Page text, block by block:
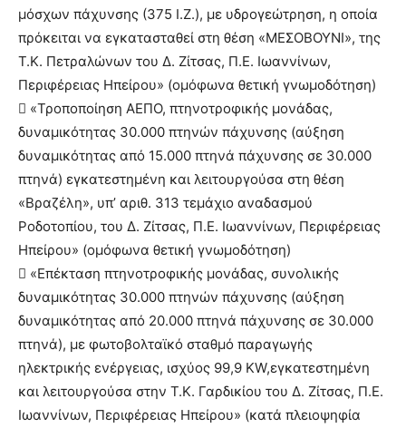
μόσχων πάχυνσης (375 Ι.Ζ.), με υδρογεώτρηση, η οποία
πρόκειται να εγκατασταθεί στη θέση «ΜΕΣΟΒΟΥΝΙ», της
Τ.Κ. Πετραλώνων του Δ. Ζίτσας, Π.Ε. Ιωαννίνων,
Περιφέρειας Ηπείρου» (ομόφωνα θετική γνωμοδότηση)
 «Τροποποίηση ΑΕΠΟ, πτηνοτροφικής μονάδας,
δυναμικότητας 30.000 πτηνών πάχυνσης (αύξηση
δυναμικότητας από 15.000 πτηνά πάχυνσης σε 30.000
πτηνά) εγκατεστημένη και λειτουργούσα στη θέση
«Βραζέλη», υπ’ αριθ. 313 τεμάχιο αναδασμού
Ροδοτοπίου, του Δ. Ζίτσας, Π.Ε. Ιωαννίνων, Περιφέρειας
Ηπείρου» (ομόφωνα θετική γνωμοδότηση)
 «Επέκταση πτηνοτροφικής μονάδας, συνολικής
δυναμικότητας 30.000 πτηνών πάχυνσης (αύξηση
δυναμικότητας από 20.000 πτηνά πάχυνσης σε 30.000
πτηνά), με φωτοβολταϊκό σταθμό παραγωγής
ηλεκτρικής ενέργειας, ισχύος 99,9 KW,εγκατεστημένη
και λειτουργούσα στην Τ.Κ. Γαρδικίου του Δ. Ζίτσας, Π.Ε.
Ιωαννίνων, Περιφέρειας Ηπείρου» (κατά πλειοψηφία